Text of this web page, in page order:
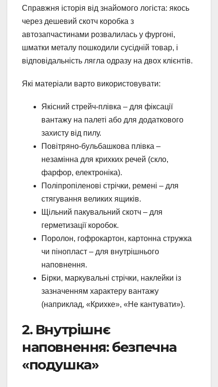
Справжня історія від знайомого логіста: якось
через дешевий скотч коробка з
автозапчастинами розвалилась у фургоні,
шматки металу пошкодили сусідній товар, і
відповідальність лягла одразу на двох клієнтів.
Які матеріали варто використовувати:
Якісний стрейч-плівка – для фіксації
вантажу на палеті або для додаткового
захисту від пилу.
Повітряно-бульбашкова плівка –
незамінна для крихких речей (скло,
фарфор, електроніка).
Поліпропіленові стрічки, ремені – для
стягування великих ящиків.
Щільний пакувальний скотч – для
герметизації коробок.
Поролон, гофрокартон, картонна стружка
чи пінопласт – для внутрішнього
наповнення.
Бірки, маркувальні стрічки, наклейки із
зазначенням характеру вантажу
(наприклад, «Крихке», «Не кантувати»).
2. Внутрішнє
наповнення: безпечна
«подушка»